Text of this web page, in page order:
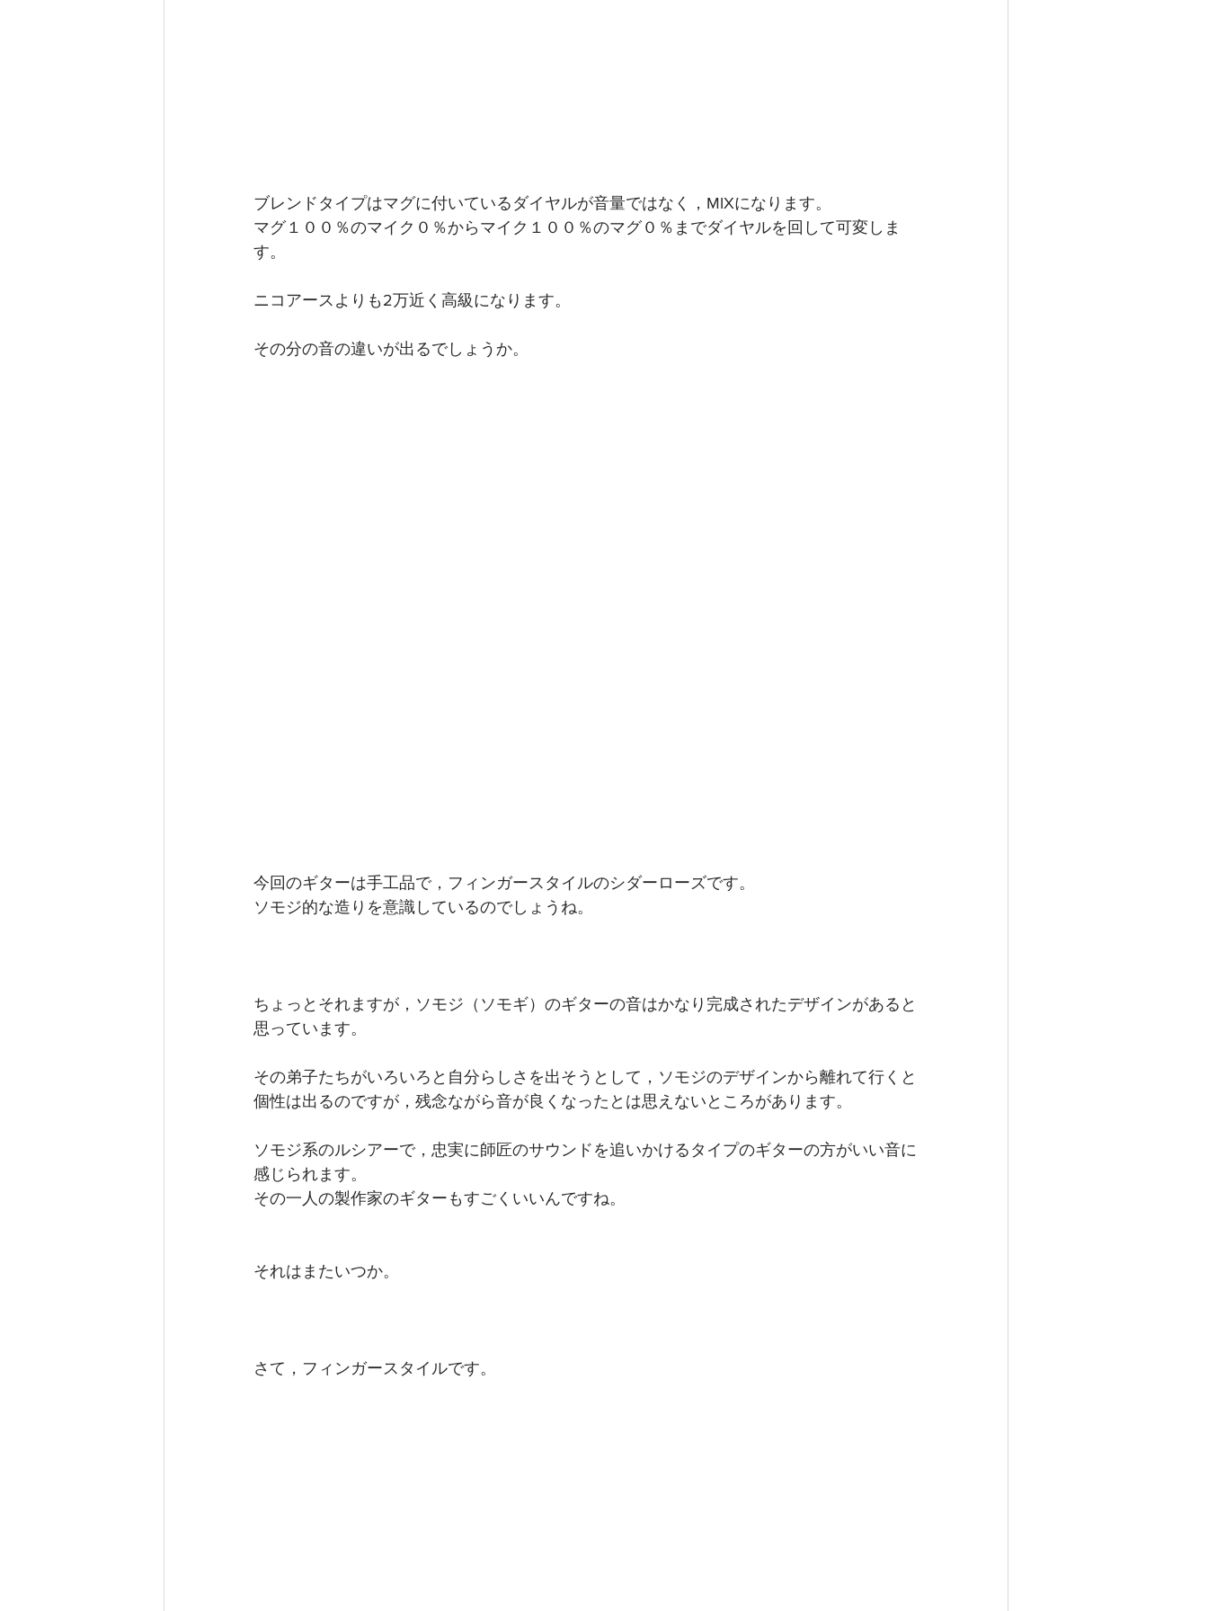
ブレンドタイプはマグに付いているダイヤルが音量ではなく，MIXになります。
マグ１００％のマイク０％からマイク１００％のマグ０％までダイヤルを回して可変しま
す。
ニコアースよりも2万近く高級になります。
その分の音の違いが出るでしょうか。
今回のギターは手工品で，フィンガースタイルのシダーローズです。
ソモジ的な造りを意識しているのでしょうね。
ちょっとそれますが，ソモジ（ソモギ）のギターの音はかなり完成されたデザインがあると
思っています。
その弟子たちがいろいろと自分らしさを出そうとして，ソモジのデザインから離れて行くと
個性は出るのですが，残念ながら音が良くなったとは思えないところがあります。
ソモジ系のルシアーで，忠実に師匠のサウンドを追いかけるタイプのギターの方がいい音に
感じられます。
その一人の製作家のギターもすごくいいんですね。
それはまたいつか。
さて，フィンガースタイルです。